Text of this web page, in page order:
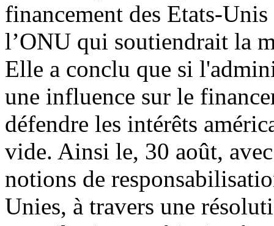
financement des Etats-
l’ONU qui soutiendrait la
Elle a conclu que si
une influence sur le
défendre les intérêts
vide. Ainsi le, 30 août,
notions de
Unies, à travers une